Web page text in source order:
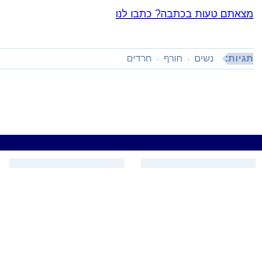
מצאתם טעות בכתבה? כתבו לנו
תגיות: נשים חורף חרדים